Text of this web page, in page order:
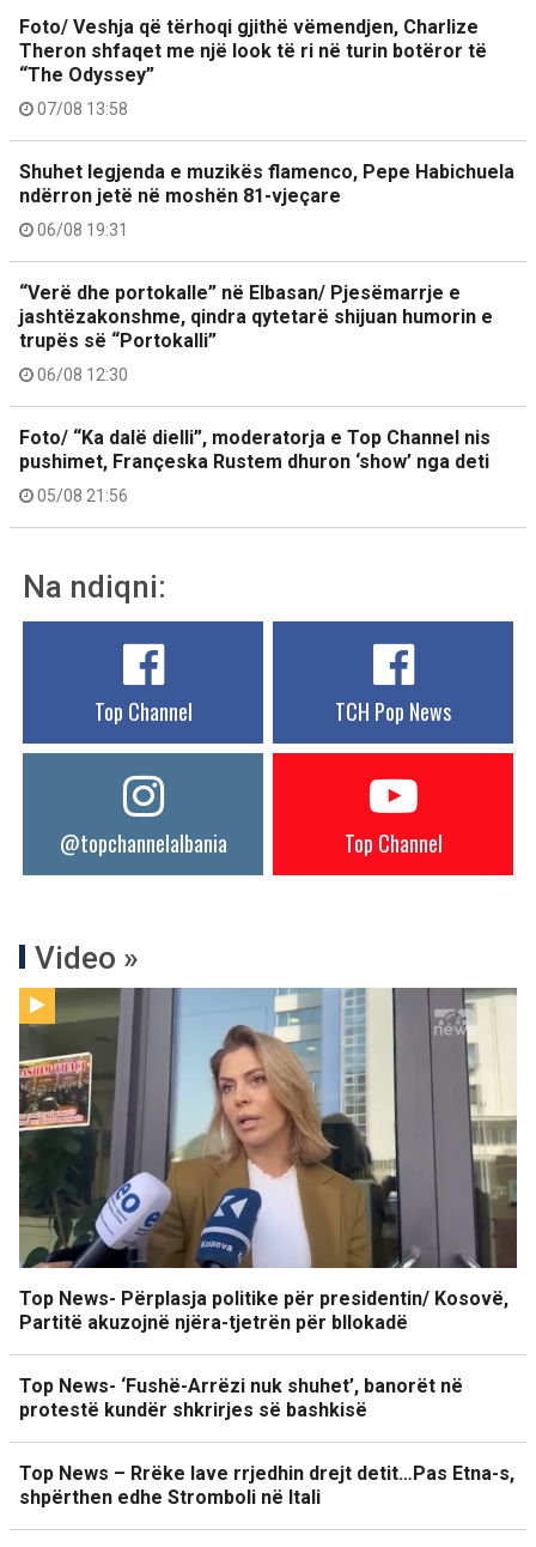
Foto/ Veshja që tërhoqi gjithë vëmendjen, Charlize
Theron shfaqet me një look të ri në turin botëror të
“The Odyssey”
07/08 13:58
Shuhet legjenda e muzikës flamenco, Pepe Habichuela
ndërron jetë në moshën 81-vjeçare
06/08 19:31
“Verë dhe portokalle” në Elbasan/ Pjesëmarrje e
jashtëzakonshme, qindra qytetarë shijuan humorin e
trupës së “Portokalli”
06/08 12:30
Foto/ “Ka dalë dielli”, moderatorja e Top Channel nis
pushimet, Françeska Rustem dhuron ‘show’ nga deti
05/08 21:56
Na ndiqni:
Top Channel TCH Pop News
@topchannelalbania Top Channel
Video »
Top News- Përplasja politike për presidentin/ Kosovë,
Partitë akuzojnë njëra-tjetrën për bllokadë
Top News- ‘Fushë-Arrëzi nuk shuhet’, banorët në
protestë kundër shkrirjes së bashkisë
Top News – Rrëke lave rrjedhin drejt detit…Pas Etna-s,
shpërthen edhe Stromboli në Itali